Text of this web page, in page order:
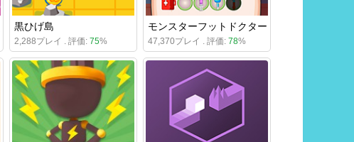
黒ひげ島
2,288プレイ . 評価: 75%
モンスターフットドクター
47,370プレイ . 評価: 78%